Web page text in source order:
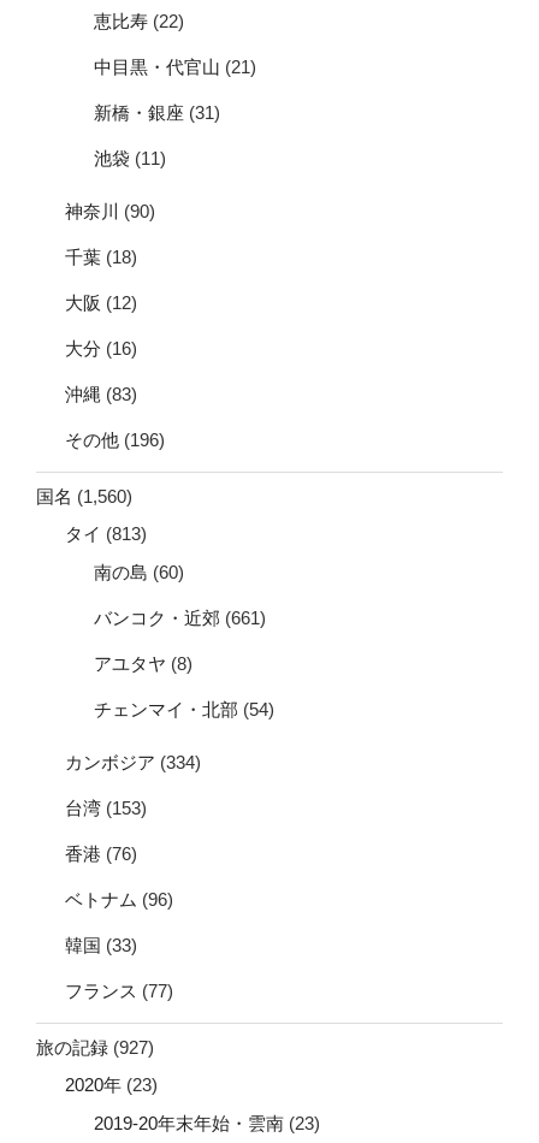
恵比寿 (22)
中目黒・代官山 (21)
新橋・銀座 (31)
池袋 (11)
神奈川 (90)
千葉 (18)
大阪 (12)
大分 (16)
沖縄 (83)
その他 (196)
国名 (1,560)
タイ (813)
南の島 (60)
バンコク・近郊 (661)
アユタヤ (8)
チェンマイ・北部 (54)
カンボジア (334)
台湾 (153)
香港 (76)
ベトナム (96)
韓国 (33)
フランス (77)
旅の記録 (927)
2020年 (23)
2019-20年末年始・雲南 (23)